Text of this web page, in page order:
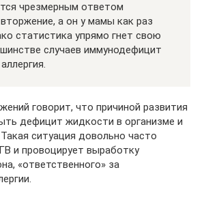
чрезмерным ответом
а он у мамы как раз
статистика упрямо гнет свою
случаев иммунодефицит
говорит, что причиной развития
дефицит жидкости в организме и
ситуация довольно часто
и провоцирует выработку
«ответственного» за